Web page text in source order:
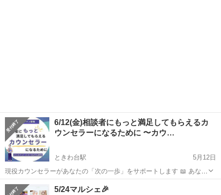
6/12(金)相談者にもっと満足してもらえるカ
ウンセラーになるために 〜カウ…
ときわ台駅
5月12日
現役カウンセラーがあなたの「次の一歩」をサポートします 📖 あなた
は今、こんなことで悩んでいませんか？ □クライアントの満足度が気
になる □せっかく資格を取ったのに、思ったようにカウンセリング活
東京
5/24マルシェ🎉